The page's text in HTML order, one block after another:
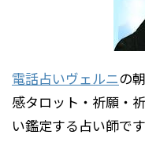
電話占いヴェルニの
感タロット・祈願・
い鑑定する占い師です